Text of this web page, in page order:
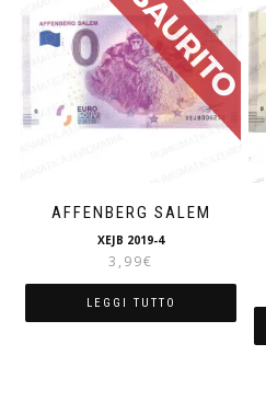
AFFENBERG SALEM
XEJB 2019-4
3,99€
LEGGI TUTTO